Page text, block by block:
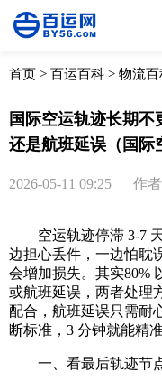
全部 物流
取消
首页 > 百运百科 > 物流百
国际空运轨迹长期
还是航班延误（国际
2026-05-11 09:25 作
空运轨迹停滞 3-7 天
边担心丢件，一边怕耽
会增加损失。其实80%
或航班延误，两者处
配合，航班延误只需耐
断标准，3 分钟就能精准
一、看最后轨迹节